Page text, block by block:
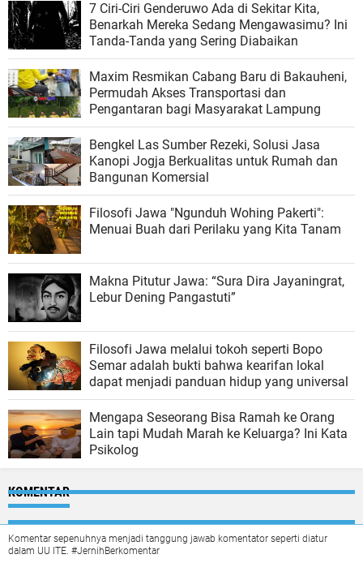
7 Ciri-Ciri Genderuwo Ada di Sekitar Kita,
Benarkah Mereka Sedang Mengawasimu? Ini
Tanda-Tanda yang Sering Diabaikan
Maxim Resmikan Cabang Baru di Bakauheni,
Permudah Akses Transportasi dan
Pengantaran bagi Masyarakat Lampung
Bengkel Las Sumber Rezeki, Solusi Jasa
Kanopi Jogja Berkualitas untuk Rumah dan
Bangunan Komersial
Filosofi Jawa "Ngunduh Wohing Pakerti":
Menuai Buah dari Perilaku yang Kita Tanam
Makna Pitutur Jawa: “Sura Dira Jayaningrat,
Lebur Dening Pangastuti”
Filosofi Jawa melalui tokoh seperti Bopo
Semar adalah bukti bahwa kearifan lokal
dapat menjadi panduan hidup yang universal
Mengapa Seseorang Bisa Ramah ke Orang
Lain tapi Mudah Marah ke Keluarga? Ini Kata
Psikolog
KOMENTAR
Komentar sepenuhnya menjadi tanggung jawab komentator seperti diatur
dalam UU ITE. #JernihBerkomentar